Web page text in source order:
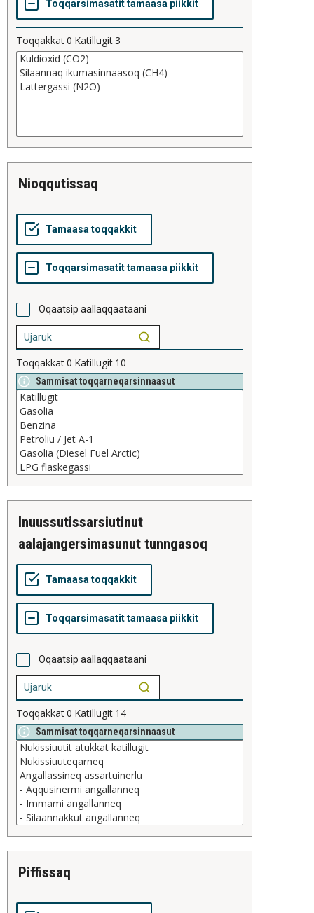
Toqqakkat0 Katillugit3
nioqqutissaq
Oqaatsip aallaqqaataani
Toqqakkat0 Katillugit 10
Sammisat toqqarneqarsinnaasut
inuussutissarsiutinut
aalajangersimasunut tunngasoq
Oqaatsip aallaqqaataani
Toqqakkat0 Katillugit 14
Sammisat toqqarneqarsinnaasut
piffissaq